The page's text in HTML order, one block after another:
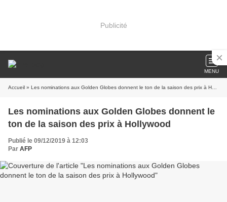
Publicité
MENU
Accueil » Les nominations aux Golden Globes donnent le ton de la saison des prix à Hollywood
Les nominations aux Golden Globes donnent le
ton de la saison des prix à Hollywood
Publié le 09/12/2019 à 12:03
Par AFP